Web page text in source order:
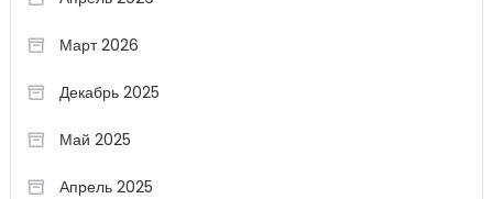
Март 2026
Декабрь 2025
Май 2025
Апрель 2025